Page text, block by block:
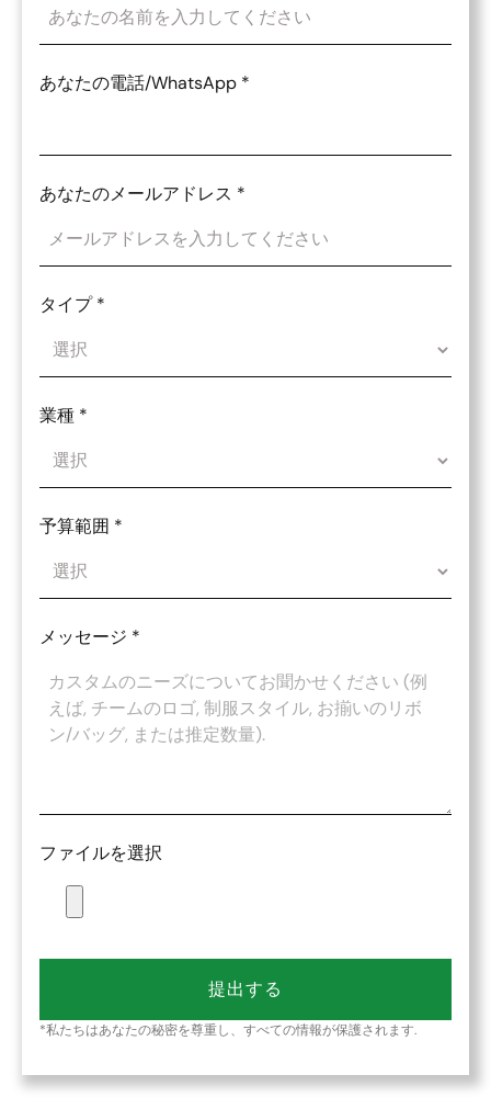
あなたの電話/WhatsApp *
あなたのメールアドレス *
タイプ *
業種 *
予算範囲 *
メッセージ *
ファイルを選択
提出する
*私たちはあなたの秘密を尊重し、すべての情報が保護されます.